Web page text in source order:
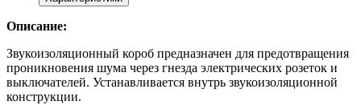
Описание:
Звукоизоляционный короб предназначен для предотвращения
проникновения шума через гнезда электрических розеток и
выключателей. Устанавливается внутрь звукоизоляционной
конструкции.